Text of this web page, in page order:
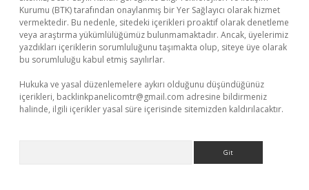
Kurumu (BTK) tarafından onaylanmış bir Yer Sağlayıcı olarak hizmet
vermektedir. Bu nedenle, sitedeki içerikleri proaktif olarak denetleme
veya araştırma yükümlülüğümüz bulunmamaktadır. Ancak, üyelerimiz
yazdıkları içeriklerin sorumluluğunu taşımakta olup, siteye üye olarak
bu sorumluluğu kabul etmiş sayılırlar.
Hukuka ve yasal düzenlemelere aykırı olduğunu düşündüğünüz
içerikleri, backlinkpanelicomtr@gmail.com adresine bildirmeniz
halinde, ilgili içerikler yasal süre içerisinde sitemizden kaldırılacaktır.